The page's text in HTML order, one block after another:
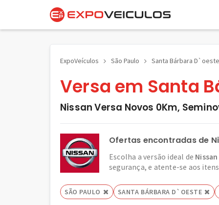
ExpoVeículos São Paulo Santa Bárbara D`oeste
Versa em Santa
Nissan Versa Novos 0Km,
Ofertas encontradas de
Escolha a versão ideal de Nissan
segurança, e atente-se aos
SÃO PAULO SANTA BÁRBARA D`OESTE